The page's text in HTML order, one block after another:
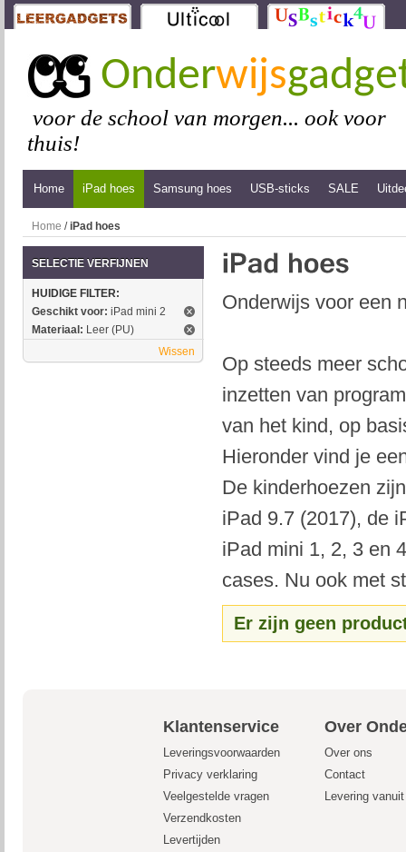
Onderwijs
voor de school van morgen... ook voor
thuis!
Home iPad hoes Samsung hoes USB-sticks SALE
Home /iPad hoes
Onderwijs voor een
Op steeds meer
inzetten van
van het kind, op
Hieronder vind je
De kinderhoezen
iPad 9.7 (2017), de
iPad mini 1, 2, 3 en
cases. Nu ook met
Er zijn geen
SELECTIE VERFIJNEN
HUIDIGE FILTER:
Geschikt voor: iPad mini 2
Materiaal: Leer (PU)
Wissen
Klantenservice Over
Leveringsvoorwaarden
Over ons
Privacy verklaring
Contact
Veelgestelde vragen
Levering
Verzendkosten
Levertijden